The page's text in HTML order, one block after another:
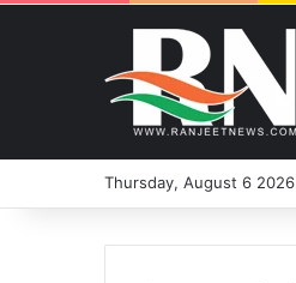
Thursday, August 6 2026